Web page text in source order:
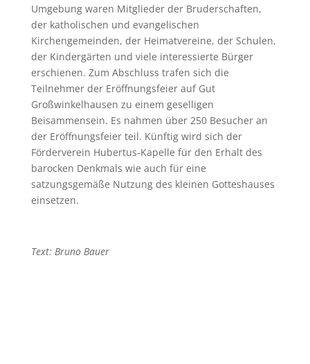
Umgebung waren Mitglieder der Bruderschaften,
der katholischen und evangelischen
Kirchengemeinden, der Heimatvereine, der Schulen,
der Kindergärten und viele interessierte Bürger
erschienen. Zum Abschluss trafen sich die
Teilnehmer der Eröffnungsfeier auf Gut
Großwinkelhausen zu einem geselligen
Beisammensein. Es nahmen über 250 Besucher an
der Eröffnungsfeier teil. Künftig wird sich der
Förderverein Hubertus-Kapelle für den Erhalt des
barocken Denkmals wie auch für eine
satzungsgemäße Nutzung des kleinen Gotteshauses
einsetzen.
Text: Bruno Bauer